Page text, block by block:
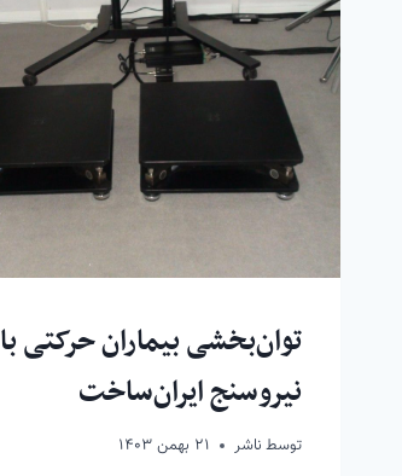
توان‌بخشی بیماران حرکتی با
نیروسنج ایران‌ساخت
توسط ناشر ۲۱ بهمن ۱۴۰۳